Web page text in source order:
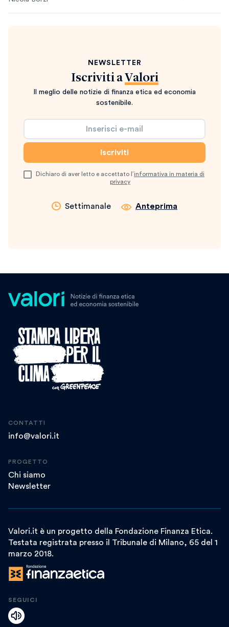
NEWSLETTER
Iscriviti a Valori
Il meglio delle notizie di finanza etica ed economia
sostenibile.
Dichiaro di aver letto e accettato l’informativa in materia di
privacy
Settimanale Anteprima
CONTATTI
info@valori.it
PROGETTO
Chi siamo
Newsletter
Valori.it è un progetto della Fondazione Finanza Etica.
Testata registrata presso il Tribunale di Milano, 65 del 1
marzo 2018.
SEGUICI